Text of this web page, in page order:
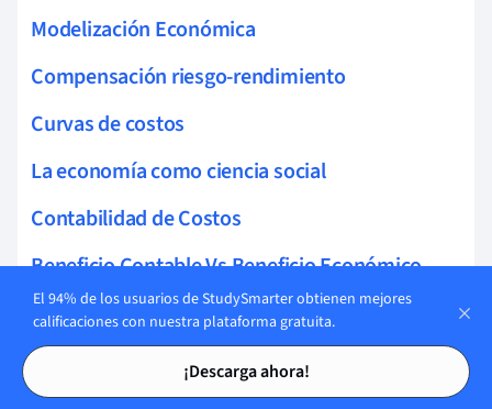
Tarjetas de estudio
Tarjetas de estudio
Modelización Económica
Compensación riesgo-rendimiento
Curvas de costos
La economía como ciencia social
Contabilidad de Costos
Beneficio Contable Vs Beneficio Económico
Economía Conductual
Información imperfecta
El 94% de los usuarios de StudySmarter obtienen mejores
calificaciones con nuestra plataforma gratuita.
¡Descarga ahora!